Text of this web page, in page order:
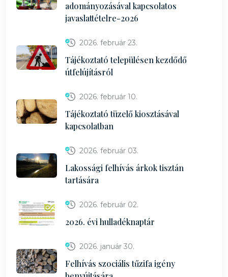
adományozásával kapcsolatos
javaslattételre-2026
2026. február 23.
Tájékoztató településen kezdődő
útfelújításról
2026. február 10.
Tájékoztató tüzelő kiosztásával
kapcsolatban
2026. február 03.
Lakossági felhívás árkok tisztán
tartására
2026. február 02.
2026. évi hulladéknaptár
2026. január 30.
Felhívás szociális tűzifa igény